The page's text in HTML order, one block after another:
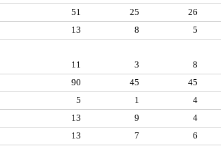
51 25 26
13 8 5
11 3 8
90 45 45
5 1 4
13 9 4
13 7 6